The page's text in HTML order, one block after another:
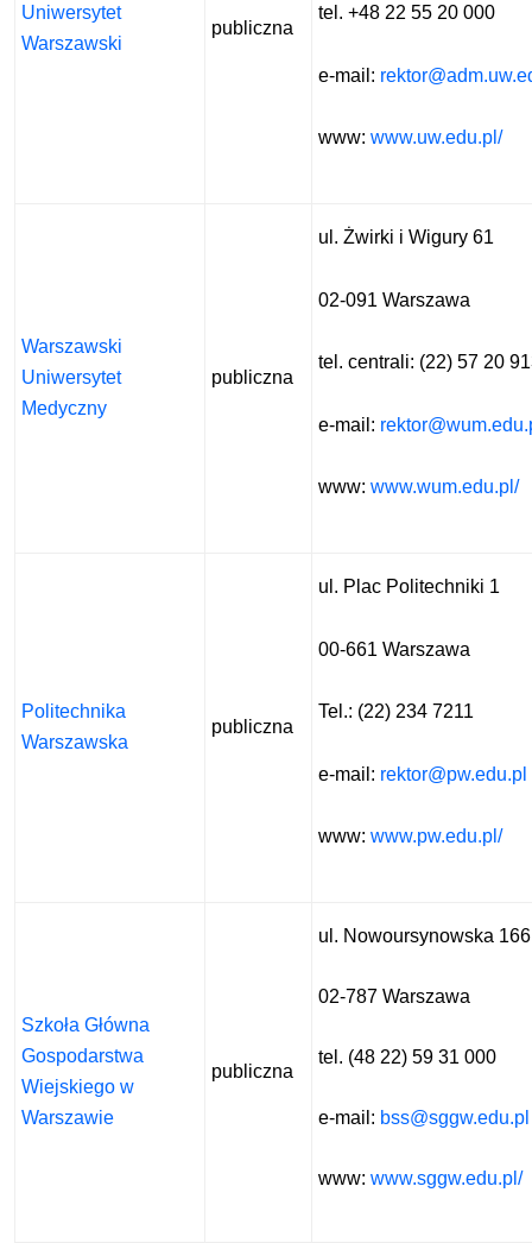
Uniwersytet
Warszawski
publiczna
tel. +48 22 55 20 000
e-mail:
www:www.uw.edu.pl/
Warszawski
Uniwersytet
Medyczny
publiczna
ul. Żwirki i Wigury 61
02-091 Warszawa
tel. centrali: (22) 57 20
e-mail:
www:www.wum.edu.pl/
Politechnika
Warszawska
publiczna
ul. Plac Politechniki 1
00-661 Warszawa
Tel.: (22) 234 7211
e-mail: rektor@pw.edu.pl
www:www.pw.edu.pl/
Szkoła Główna
Gospodarstwa
Wiejskiego w
Warszawie
publiczna
ul. Nowoursynowska 166
02-787 Warszawa
tel. (48 22) 59 31 000
e-mail: bss@sggw.edu.pl
www:www.sggw.edu.pl/